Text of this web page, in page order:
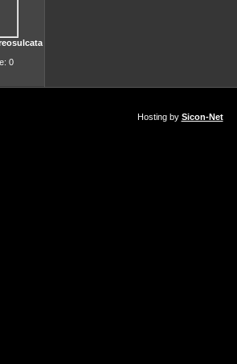
0
Hosting by Sicon-Net